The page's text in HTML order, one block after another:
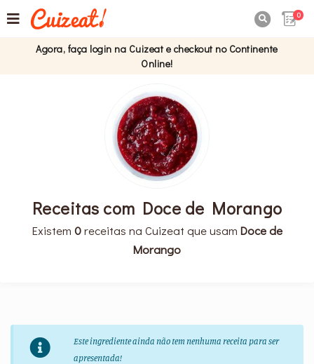
0
Agora, faça login na Cuizeat e checkout no Continente
Online!
Receitas com Doce de Morango
Existem 0receitas na Cuizeat que usam Doce de
Morango
Este ingrediente ainda não tem nenhuma receita para ser
apresentada!